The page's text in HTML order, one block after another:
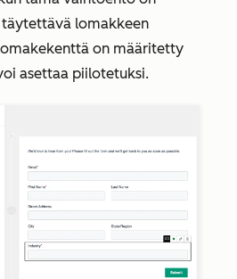
lomakkeen
on määritetty
asettaa piilotetuksi.